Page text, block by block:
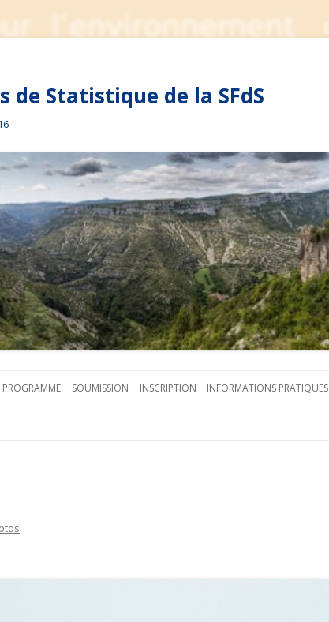
de Statistique de la SFdS
PROGRAMME SOUMISSION INSCRIPTION INFORMATIONS PRATIQUES
.